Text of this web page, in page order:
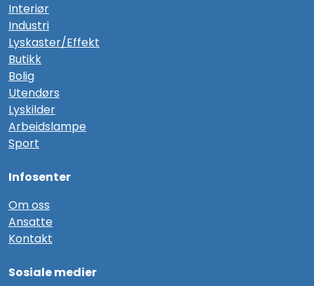
Interiør
Industri
Lyskaster/Effekt
Butikk
Bolig
Utendørs
Lyskilder
Arbeidslampe
Sport
Infosenter
Om oss
Ansatte
Kontakt
Sosiale medier